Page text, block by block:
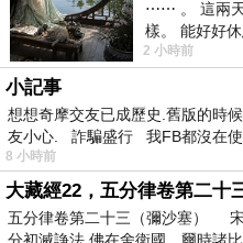
⋯⋯ 。 這兩天
樣。 能好好
起來，以前根
2 小時前
小記事
想想奇摩交友已成歷史.舊版的時
友小心. 詐騙盛行 我FB都沒在使
8 小時前
大藏經22，五分律卷第二十
五分律卷第二十三（彌沙塞）